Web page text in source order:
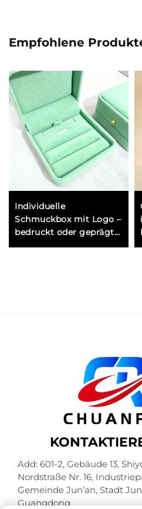
Empfohlene
Individuelle
Schmuckbox mit Logo –
bedruckt oder geprägt
auf einer
Add: 601-2, Gebäude 13,
Nordstraße Nr. 16,
Gemeinde Jun’an, Stadt
Guangdong